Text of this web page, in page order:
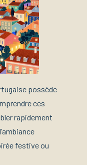
possède
ces
rapidement
festive ou